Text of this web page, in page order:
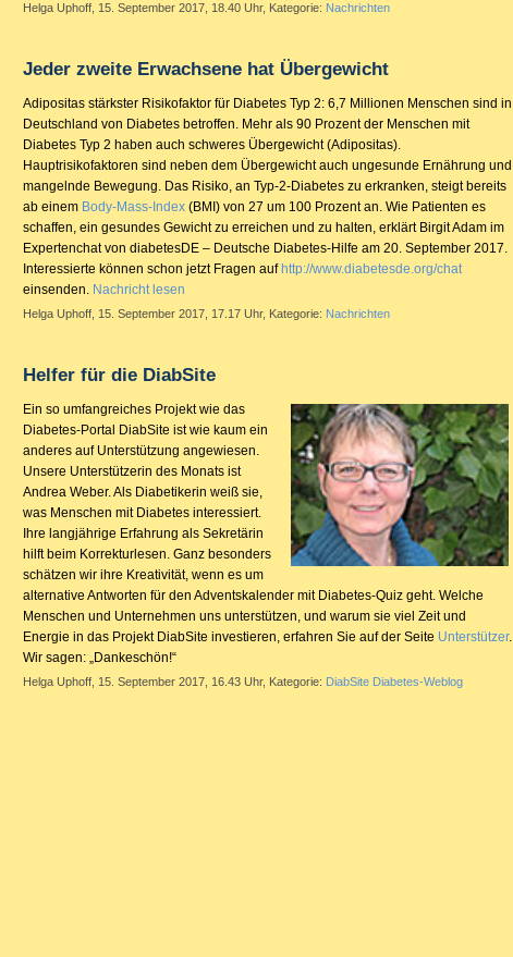
Helga Uphoff, 15. September 2017, 18.40 Uhr, Kategorie: Nachrichten
Jeder zweite Erwachsene hat Übergewicht
Adipositas stärkster Risikofaktor für Diabetes Typ 2: 6,7 Millionen Menschen sind in
Deutschland von Diabetes betroffen. Mehr als 90 Prozent der Menschen mit
Diabetes Typ 2 haben auch schweres Übergewicht (Adipositas).
Hauptrisikofaktoren sind neben dem Übergewicht auch ungesunde Ernährung und
mangelnde Bewegung. Das Risiko, an Typ-2-Diabetes zu erkranken, steigt bereits
ab einem Body-Mass-Index (BMI) von 27 um 100 Prozent an. Wie Patienten es
schaffen, ein gesundes Gewicht zu erreichen und zu halten, erklärt Birgit Adam im
Expertenchat von diabetesDE – Deutsche Diabetes-Hilfe am 20. September 2017.
Interessierte können schon jetzt Fragen auf http://www.diabetesde.org/chat
einsenden. Nachricht lesen
Helga Uphoff, 15. September 2017, 17.17 Uhr, Kategorie: Nachrichten
Helfer für die DiabSite
Ein so umfangreiches Projekt wie das
Diabetes-Portal DiabSite ist wie kaum ein
anderes auf Unterstützung angewiesen.
Unsere Unterstützerin des Monats ist
Andrea Weber. Als Diabetikerin weiß sie,
was Menschen mit Diabetes interessiert.
Ihre langjährige Erfahrung als Sekretärin
hilft beim Korrekturlesen. Ganz besonders
schätzen wir ihre Kreativität, wenn es um
alternative Antworten für den Adventskalender mit Diabetes-Quiz geht. Welche
Menschen und Unternehmen uns unterstützen, und warum sie viel Zeit und
Energie in das Projekt DiabSite investieren, erfahren Sie auf der Seite Unterstützer.
Wir sagen: „Dankeschön!“
Helga Uphoff, 15. September 2017, 16.43 Uhr, Kategorie: DiabSite Diabetes-Weblog